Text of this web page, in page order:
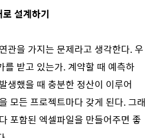
설계하기
관을 가지는 문제라고 생각한다. 우
를 받고 있는가. 계약할 때 예측하
생했을 때 충분한 정산이 이루어
모든 프로젝트마다 갖게 된다. 그래
포함된 엑셀파일을 만들어주면 좋